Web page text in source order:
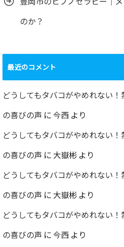
のか？
最近のコメント
どうしてもタバコがやめれない
の喜びの声 に 今西 より
どうしてもタバコがやめれない
の喜びの声 に 大嶽彬 より
どうしてもタバコがやめれない
の喜びの声 に 大嶽彬 より
どうしてもタバコがやめれない
の喜びの声 に 今西 より